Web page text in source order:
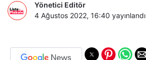
Yönetici Editör
4 Ağustos 2022, 16:40 yayınlandı